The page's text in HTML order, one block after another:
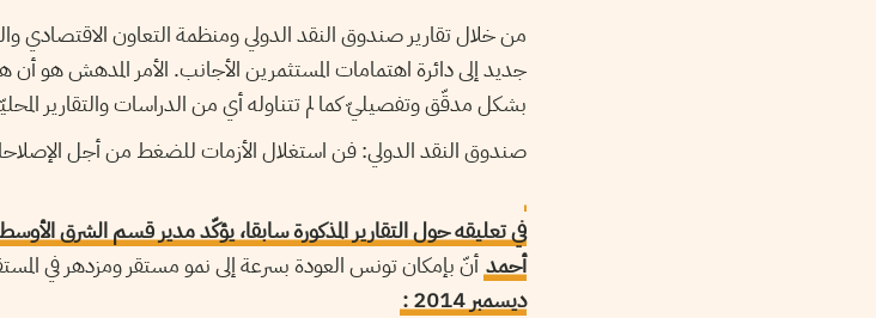
من خلال تقارير صندوق النقد الدولي ومنظمة التعاون الاقتصادي
جديد إلى دائرة اهتمامات المستثمرين الأجانب. الأمر المدهش هو
بشكل مدقّق وتفصيليّ كما لم تتناوله أي من الدراسات والتقارير
صندوق النقد الدولي: فن استغلال الأزمات للضغط من أجل
في تعليقه حول التقارير المذكورة سابقا، يؤكّد مدير قسم الشرق
أحمد أنّ بإمكان تونس العودة بسرعة إلى نمو مستقر ومزدهر في
ديسمبر 2014 :